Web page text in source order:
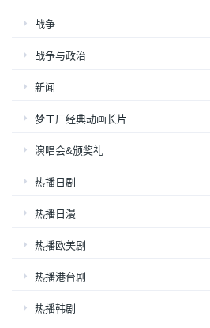
战争
战争与政治
新闻
梦工厂经典动画长片
演唱会&颁奖礼
热播日剧
热播日漫
热播欧美剧
热播港台剧
热播韩剧